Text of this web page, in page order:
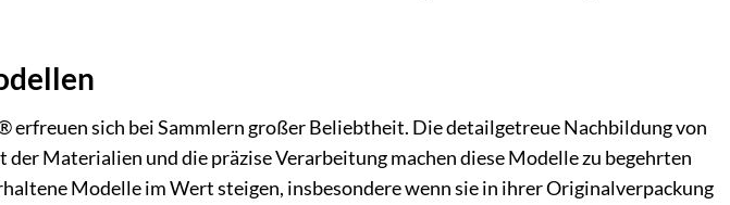
sich bei Sammlern großer Beliebtheit. Die detailgetreue Nachbildung von
Materialien und die präzise Verarbeitung machen diese Modelle zu begehrten
Modelle im Wert steigen, insbesondere wenn sie in ihrer Originalverpackung